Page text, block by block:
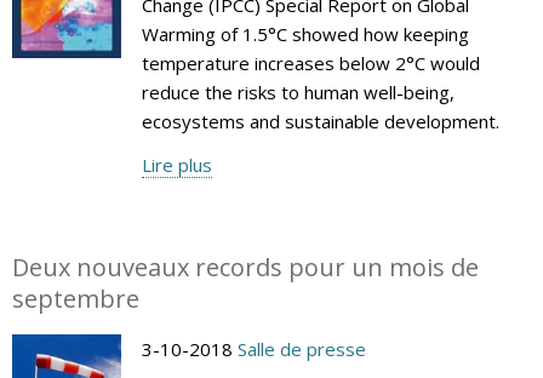
Warming of 1.5°C showed how keeping
temperature increases below 2°C would
reduce the risks to human well-being,
ecosystems and sustainable development.
Lire plus
Deux nouveaux records pour un mois de
septembre
3-10-2018 Salle de presse